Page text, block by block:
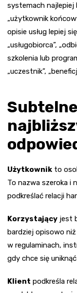
systemach najlepiej
„użytkownik
opisie usług lepiej
„usługobiorca”,
szkolenia lub
„uczestnik”,
Użytkownik to
To nazwa szeroka i
podkreślać relacji
Korzystający jest
bardziej opisowo
w regulaminach,
gdy chce się
Klient podkreśla